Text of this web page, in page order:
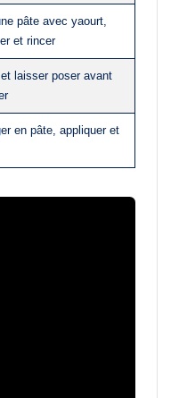
pâte avec yaourt,
et rincer
laisser poser avant
en pâte, appliquer et